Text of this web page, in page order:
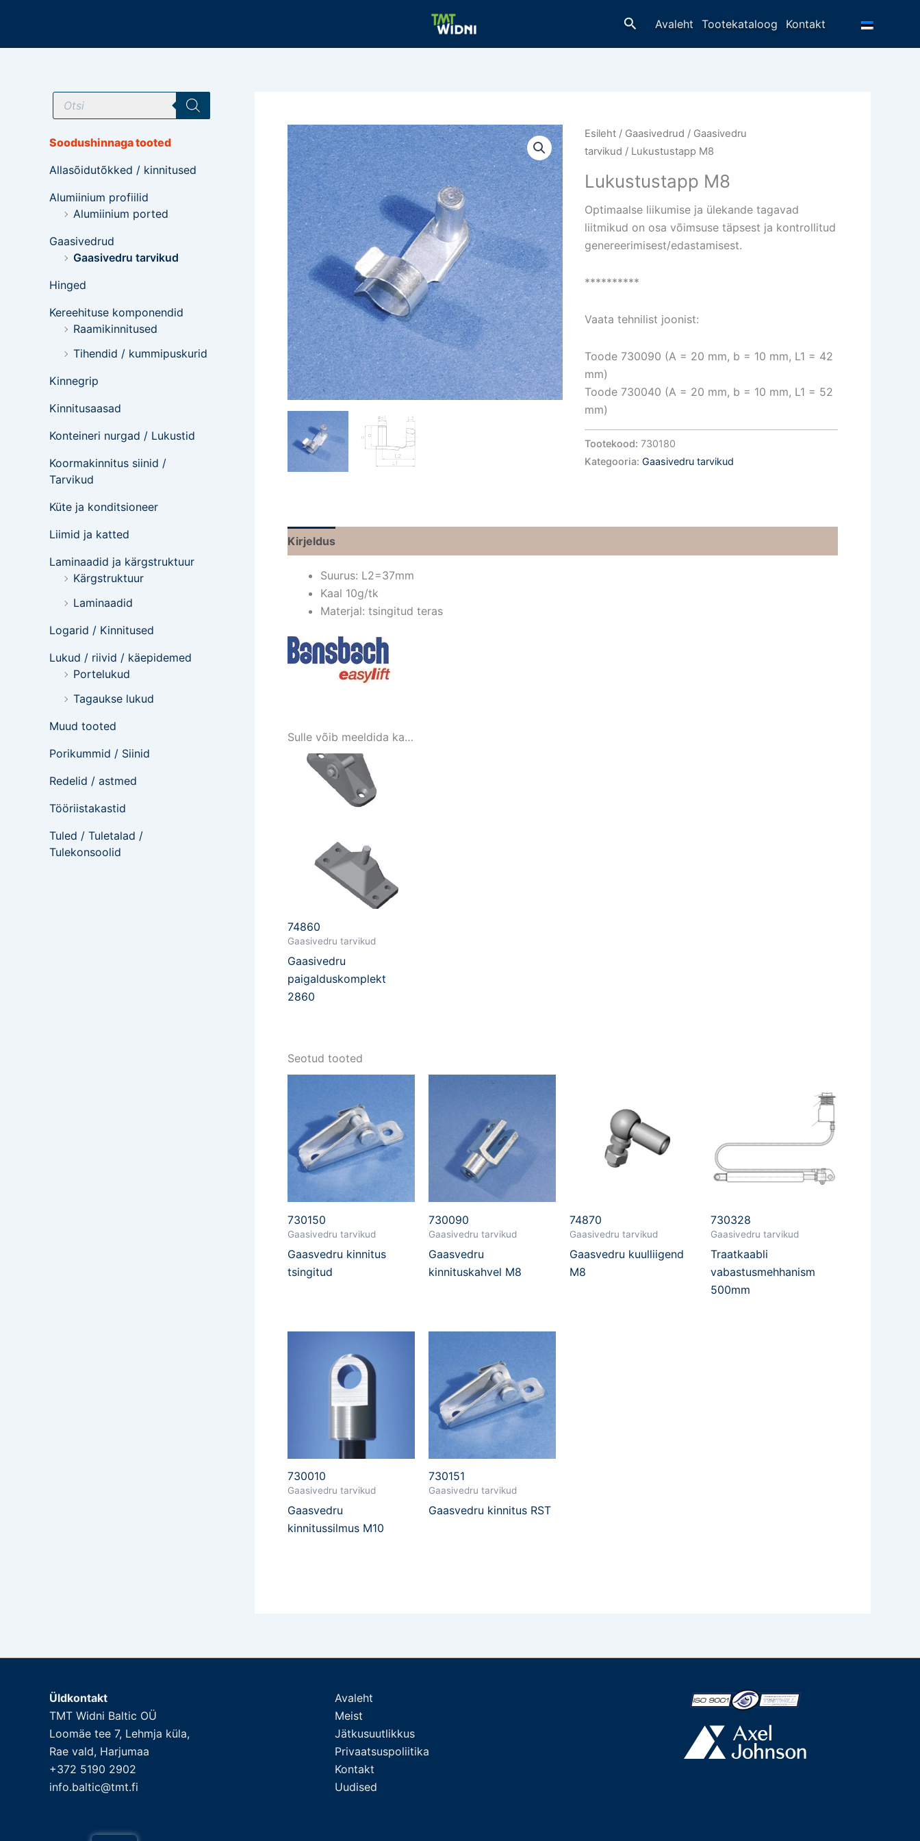
OtsingAvaleht Tootekataloog Kontakt
T
o
e
t
e
o
s
Soodushinnaga tooted
Allasõidutõkked / kinnitused
Alumiinium profiilid
Alumiinium ported
Gaasivedrud
Gaasivedru tarvikud
Hinged
Kereehituse komponendid
Raamikinnitused
Tihendid / kummipuskurid
Kinnegrip
Kinnitusaasad
Konteineri nurgad / Lukustid
Koormakinnitus siinid /
Tarvikud
Küte ja konditsioneer
Liimid ja katted
Laminaadid ja kärgstruktuur
Kärgstruktuur
Laminaadid
Logarid / Kinnitused
Lukud / riivid / käepidemed
Portelukud
Tagaukse lukud
Muud tooted
Porikummid / Siinid
Redelid / astmed
Tööriistakastid
Tuled / Tuletalad /
Tulekonsoolid
Esileht / Gaasivedrud / Gaasivedru
tarvikud / Lukustustapp M8
Lukustustapp M8
Optimaalse liikumise ja ülekande tagavad
liitmikud on osa võimsuse täpsest ja kontrollitud
genereerimisest/edastamisest.
**********
Vaata tehnilist joonist:
Toode 730090 (A = 20 mm, b = 10 mm, L1 = 42
mm)
Toode 730040 (A = 20 mm, b = 10 mm, L1 = 52
mm)
Tootekood:730180
Kategooria:Gaasivedru tarvikud
Kirjeldus
Suurus: L2=37mm
Kaal 10g/tk
Materjal: tsingitud teras
Sulle võib meeldida ka…
74860
Gaasivedru tarvikud
Gaasivedru
paigalduskomplekt
2860
Seotud tooted
730150
Gaasivedru tarvikud
Gaasvedru kinnitus
tsingitud
730090
Gaasivedru tarvikud
Gaasvedru
kinnituskahvel M8
74870
Gaasivedru tarvikud
Gaasvedru kuulliigend
M8
730328
Gaasivedru tarvikud
Traatkaabli
vabastusmehhanism
500mm
730010
Gaasivedru tarvikud
Gaasvedru
kinnitussilmus M10
730151
Gaasivedru tarvikud
Gaasvedru kinnitus RST
Üldkontakt
TMT Widni Baltic OÜ
Loomäe tee 7, Lehmja küla,
Rae vald, Harjumaa
+372 5190 2902
info.baltic@tmt.fi
Avaleht
Meist
Jätkusuutlikkus
Privaatsuspoliitika
Kontakt
Uudised